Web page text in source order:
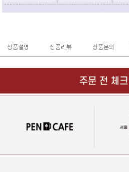
상품설명 상품리뷰 상품문의